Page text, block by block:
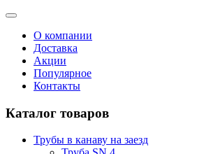
О компании
Доставка
Акции
Популярное
Контакты
Каталог товаров
Трубы в канаву на заезд